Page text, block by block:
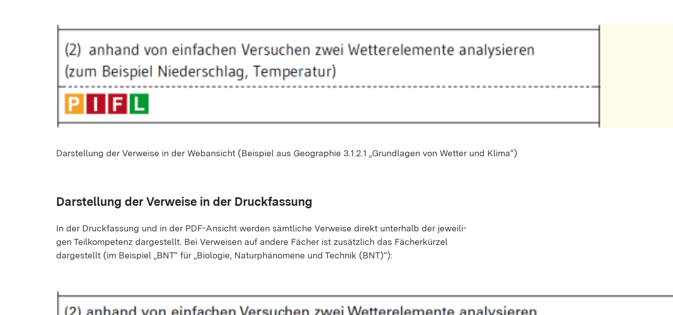
Dar­stel­lung der Ver­wei­se in der Web­an­sicht (Bei­spiel aus Geo­gra­phie 3.1.2.1 „Grund­la­gen von Wet­ter und Kli­ma“)
Dar­stel­lung der Ver­wei­se in der Druck­fas­sung
In der Druck­fas­sung und in der PDF-An­sicht wer­den sämt­li­che Ver­wei­se di­rekt un­ter­halb der je­wei­li­
gen Teil­kom­pe­tenz dar­ge­stellt. Bei Ver­wei­sen auf an­de­re Fä­cher ist zu­sätz­lich das Fä­cher­kür­zel
dar­ge­stellt (im Bei­spiel „BNT“ für „Bio­lo­gie, Na­tur­phä­no­me­ne und Tech­nik (BNT)“):